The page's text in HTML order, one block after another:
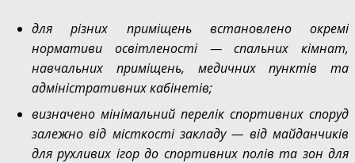
для різних приміщень встановлено окремі
нормативи освітленості — спальних кімнат,
навчальних приміщень, медичних пунктів та
адміністративних кабінетів;
визначено мінімальний перелік спортивних споруд
залежно від місткості закладу — від майданчиків
для рухливих ігор до спортивних полів та зон для